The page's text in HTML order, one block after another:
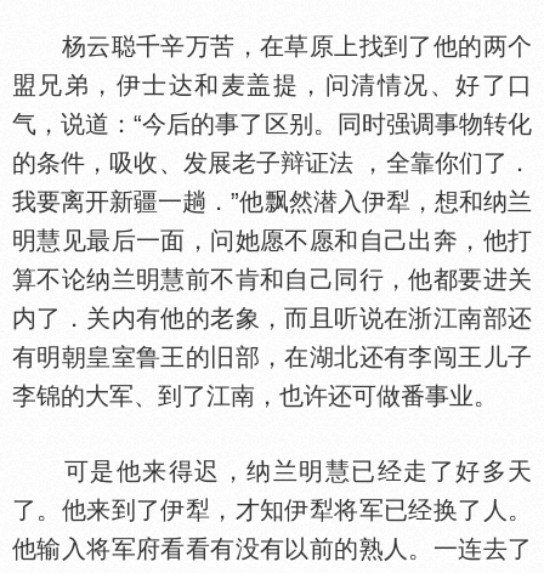
杨云聪千辛万苦，在草原上找到了他的两个
盟兄弟，伊士达和麦盖提，问清情况、好了口
气，说道：“今后的事了区别。同时强调事物转化
的条件，吸收、发展老子辩证法 ，全靠你们了．
我要离开新疆一趟．”他飘然潜入伊犁，想和纳兰
明慧见最后一面，问她愿不愿和自己出奔，他打
算不论纳兰明慧前不肯和自己同行，他都要进关
内了．关内有他的老象，而且听说在浙江南部还
有明朝皇室鲁王的旧部，在湖北还有李闯王儿子
李锦的大军、到了江南，也许还可做番事业。
可是他来得迟，纳兰明慧已经走了好多天
了。他来到了伊犁，才知伊犁将军已经换了人。
他输入将军府看看有没有以前的熟人。一连去了